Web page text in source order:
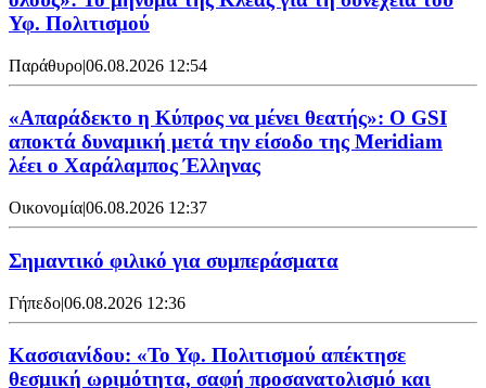
Υφ. Πολιτισμού
Παράθυρο|06.08.2026 12:54
«Απαράδεκτο η Κύπρος να μένει θεατής»: Ο GSI
αποκτά δυναμική μετά την είσοδο της Meridiam
λέει ο Χαράλαμπος Έλληνας
Οικονομία|06.08.2026 12:37
Σημαντικό φιλικό για συμπεράσματα
Γήπεδο|06.08.2026 12:36
Κασσιανίδου: «Το Υφ. Πολιτισμού απέκτησε
θεσμική ωριμότητα, σαφή προσανατολισμό και